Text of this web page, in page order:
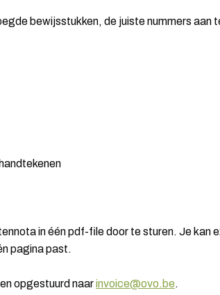
bewijsstukken, de juiste nummers aan
in één pdf-file door te sturen. Je kan
pagina past.
opgestuurd naarinvoice@ovo.be.